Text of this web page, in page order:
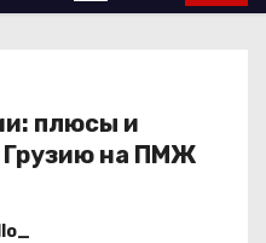
плюсы и
Грузию на ПМЖ